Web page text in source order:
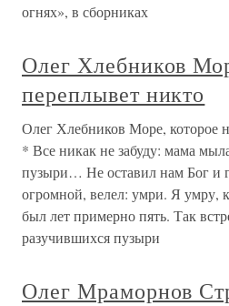
огнях», в сборниках
Олег Хлебников
переплывет никто
Олег Хлебников Море, которое
* Все никак не забуду: мама
пузыри… Не оставил нам Бог и
огромной, велел: умри. Я умру,
был лет примерно пять. Так
разучившихся пузыри
Олег Мраморнов